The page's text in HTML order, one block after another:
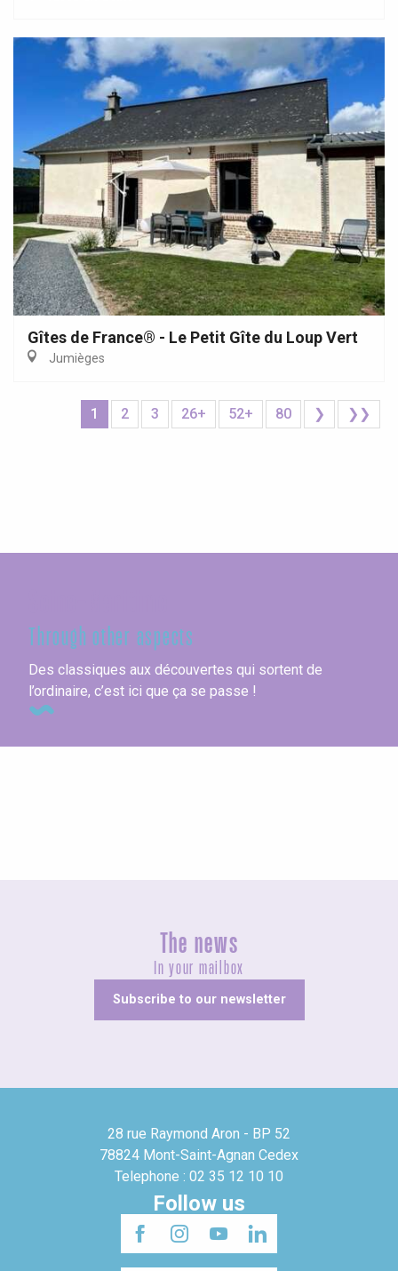
Gîtes de France® - Le Petit Gîte du Loup Vert
Jumièges
1 2 3 26+ 52+ 80 ❯ ❯❯
Through other aspects
Des classiques aux découvertes qui sortent de
l’ordinaire, c’est ici que ça se passe !
The news
In your mailbox
Subscribe to our newsletter
28 rue Raymond Aron - BP 52
78824 Mont-Saint-Agnan Cedex
Telephone : 02 35 12 10 10
Follow us